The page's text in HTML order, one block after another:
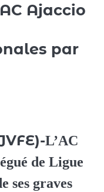
Ajaccio
par
L’AC
de Ligue
ses graves